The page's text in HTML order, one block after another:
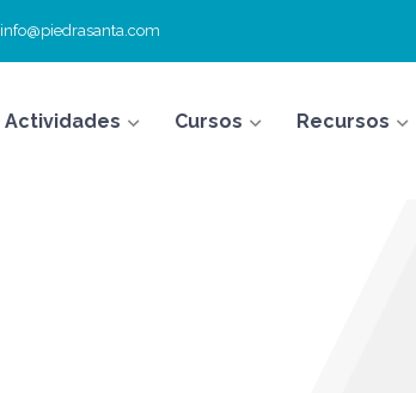
info@piedrasanta.com
Actividades Cursos Recursos